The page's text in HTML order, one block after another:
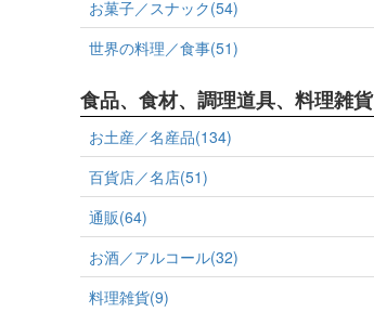
お菓子／スナック(54)
世界の料理／食事(51)
食品、食材、調理道具、料理雑貨
お土産／名産品(134)
百貨店／名店(51)
通販(64)
お酒／アルコール(32)
料理雑貨(9)